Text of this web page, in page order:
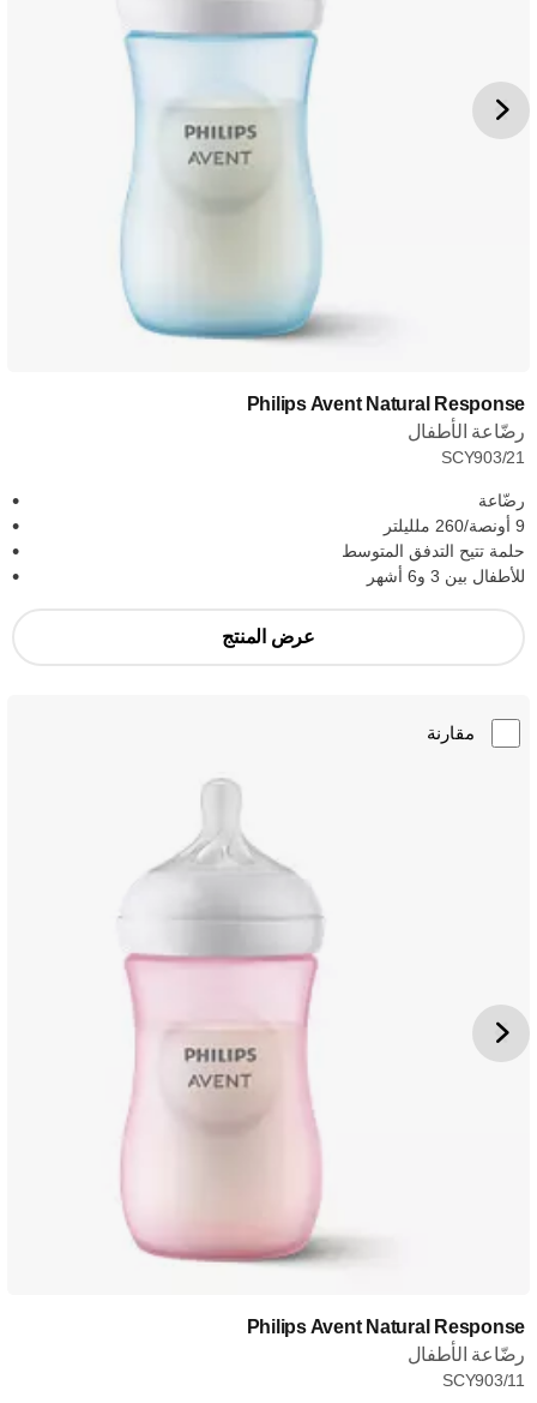
Philips Avent Natural Response
رضّاعة الأطفال
SCY903/21
رضّاعة
9 أونصة/260 ملليلتر
حلمة تتيح التدفق المتوسط
للأطفال بين 3 و6 أشهر
عرض المنتج
مقارنة
Philips Avent Natural Response
رضّاعة الأطفال
SCY903/11